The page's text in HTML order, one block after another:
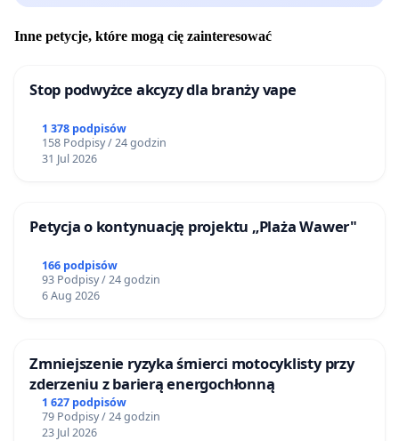
Inne petycje, które mogą cię zainteresować
Stop podwyżce akcyzy dla branży vape
1 378 podpisów
158 Podpisy / 24 godzin
31 Jul 2026
Petycja o kontynuację projektu „Plaża Wawer"
166 podpisów
93 Podpisy / 24 godzin
6 Aug 2026
Zmniejszenie ryzyka śmierci motocyklisty przy
zderzeniu z barierą energochłonną
1 627 podpisów
79 Podpisy / 24 godzin
23 Jul 2026